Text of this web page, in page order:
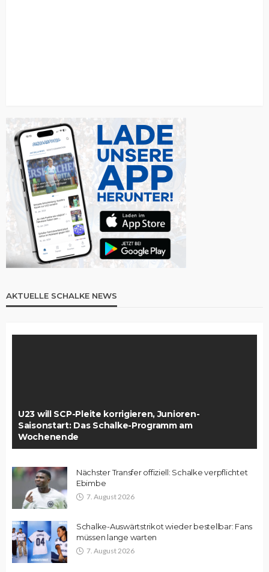
AKTUELLE SCHALKE NEWS
U23 will SCP-Pleite korrigieren, Junioren-
Saisonstart: Das Schalke-Programm am
Wochenende
Nächster Transfer offiziell: Schalke verpflichtet
Ebimbe
7. August 2026
Schalke-Auswärtstrikot wieder bestellbar: Fans
müssen lange warten
7. August 2026